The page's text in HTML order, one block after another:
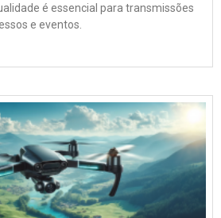
é essencial para transmissões
e eventos.